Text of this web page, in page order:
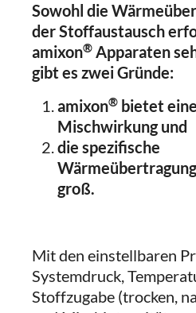
Sowohl die
der Stoffaustausch
amixon® Apparaten
gibt es zwei Gründe:
amixon® bietet
Mischwirkung und
die spezifische
groß.
Mit den einstellbaren
Systemdruck,
Stoffzugabe (trocken,